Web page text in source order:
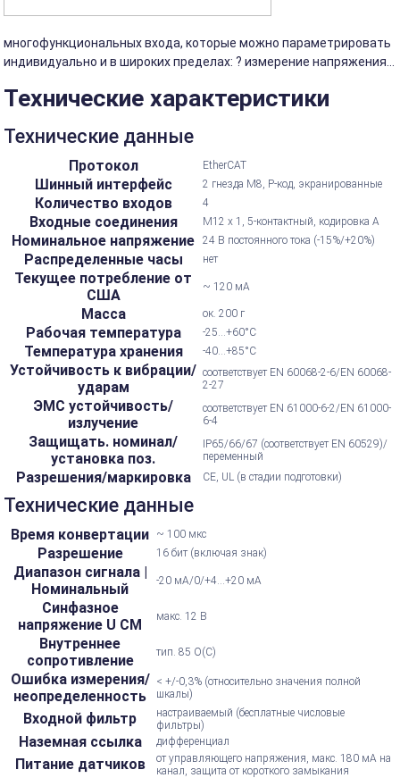
многофункциональных входа, которые можно параметрировать
индивидуально и в широких пределах: ? измерение напряжения...
Технические характеристики
Технические данные
Протокол EtherCAT
Шинный интерфейс 2 гнезда M8, P-код, экранированные
Количество входов 4
Входные соединения M12 x 1, 5-контактный, кодировка А
Номинальное напряжение 24 В постоянного тока (-15%/+20%)
Распределенные часы нет
Текущее потребление от
США
~ 120 мА
Масса ок. 200 г
Рабочая температура -25...+60°С
Температура хранения -40...+85°С
Устойчивость к вибрации/
ударам
соответствует EN 60068-2-6/EN 60068-
2-27
ЭМС устойчивость/
излучение
соответствует EN 61000-6-2/EN 61000-
6-4
Защищать. номинал/
установка поз.
IP65/66/67 (соответствует EN 60529)/
переменный
Разрешения/маркировка CE, UL (в стадии подготовки)
Технические данные
Время конвертации ~ 100 мкс
Разрешение 16 бит (включая знак)
Диапазон сигнала |
Номинальный
-20 мА/0/+4...+20 мА
Синфазное
напряжение U CM
макс. 12 В
Внутреннее
сопротивление
тип. 85 О(C)
Ошибка измерения/
неопределенность
< +/-0,3% (относительно значения полной
шкалы)
Входной фильтр
настраиваемый (бесплатные числовые
фильтры)
Наземная ссылка дифференциал
Питание датчиков
от управляющего напряжения, макс. 180 мА на
канал, защита от короткого замыкания